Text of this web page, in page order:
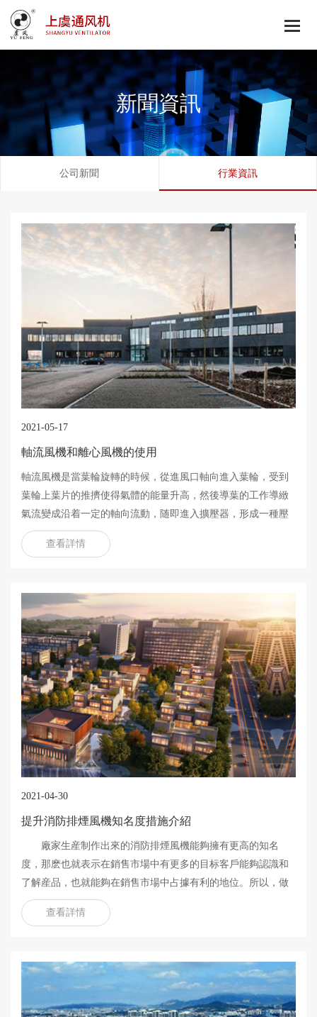
新聞資訊
公司新聞 行業資訊
2021-05-17
軸流風機和離心風機的使用
軸流風機是當葉輪旋轉的時候，從進風口軸向進入葉輪，受到
葉輪上葉片的推擠使得氣體的能量升高，然後導葉的工作導緻
氣流變成沿着一定的軸向流動，随即進入擴壓器，形成一種壓
力能，最後進入工作管路，經過這麽一個循環，實現氣體之間
的傳送。
查看詳情
2021-04-30
提升消防排煙風機知名度措施介紹
廠家生産制作出來的消防排煙風機能夠擁有更高的知名
度，那麽也就表示在銷售市場中有更多的目标客戶能夠認識和
了解産品，也就能夠在銷售市場中占據有利的地位。所以，做
好産品設備的知名度提升工作也就很重要了。
查看詳情